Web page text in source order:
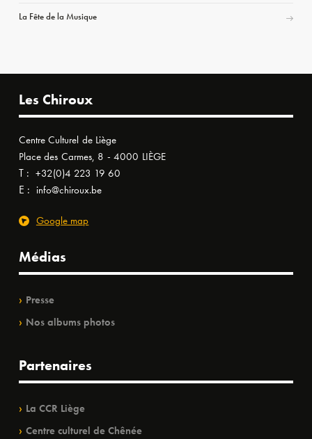
La Fête de la Musique
Les Chiroux
Centre Culturel de Liège
Place des Carmes, 8 - 4000 LIÈGE
T : +32(0)4 223 19 60
E : info@chiroux.be
Google map
Médias
Presse
Nos albums photos
Partenaires
La CCR Liège
Centre culturel de Chênée